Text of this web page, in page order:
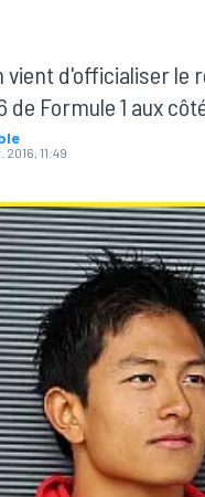
vient d'officialiser
de Formule 1 aux
2016, 11:49